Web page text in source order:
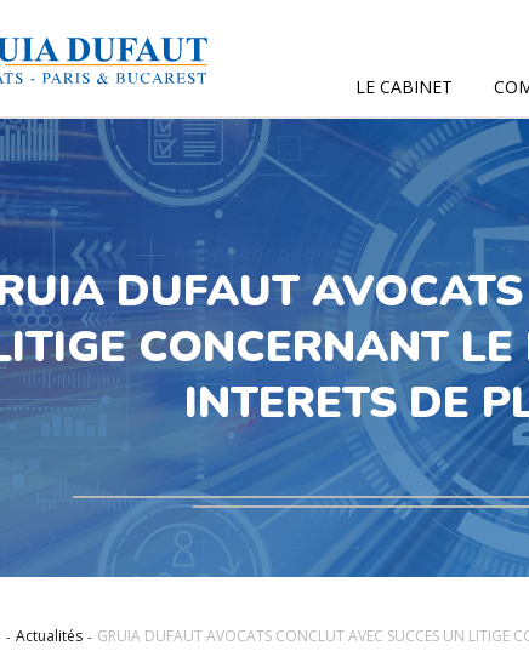
LE CABINET
DUFAUT
CONCERNANT
INTERETS DE
Actualités GRUIA DUFAUT AVOCATS CONCLUT AVEC SUCCES UN LITIGE